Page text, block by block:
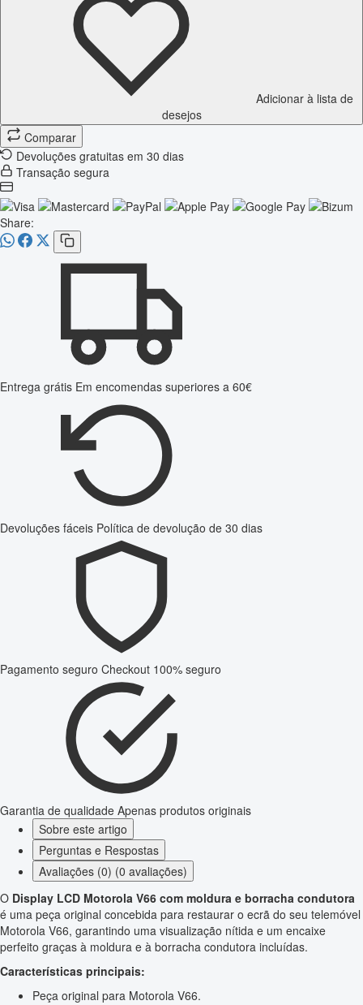
Adicionar à lista de
desejos
Comparar
Devoluções gratuitas em 30 dias
Transação segura
Share:
Entrega grátis Em encomendas superiores a 60€
Devoluções fáceis Política de devolução de 30 dias
Pagamento seguro Checkout 100% seguro
Garantia de qualidade Apenas produtos originais
Sobre este artigo
Perguntas e Respostas
Avaliações (0) (0 avaliações)
O Display LCD Motorola V66 com moldura e borracha condutora
é uma peça original concebida para restaurar o ecrã do seu telemóvel
Motorola V66, garantindo uma visualização nítida e um encaixe
perfeito graças à moldura e à borracha condutora incluídas.
Características principais:
Peça original para Motorola V66.